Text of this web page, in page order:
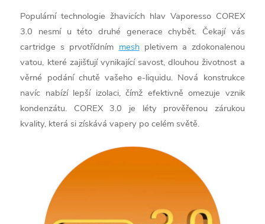
Populární technologie žhavicích hlav Vaporesso COREX
3.0 nesmí u této druhé generace chybět. Čekají vás
cartridge s prvotřídním meshpletivem a zdokonalenou
vatou, které zajišťují vynikající savost, dlouhou životnost a
věrné podání chutě vašeho e-liquidu. Nová konstrukce
navíc nabízí lepší izolaci, čímž efektivně omezuje vznik
kondenzátu. COREX 3.0 je léty prověřenou zárukou
kvality, která si získává vapery po celém světě.